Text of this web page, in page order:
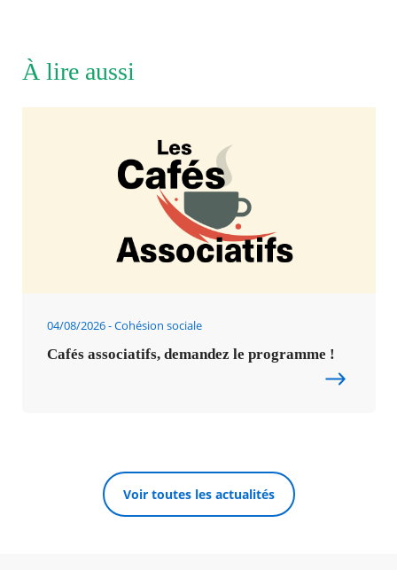
À lire aussi
04/08/2026 Cohésion sociale
Cafés associatifs, demandez le programme !
Voir toutes les actualités